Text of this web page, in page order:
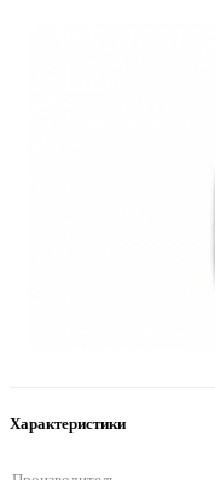
Характеристики